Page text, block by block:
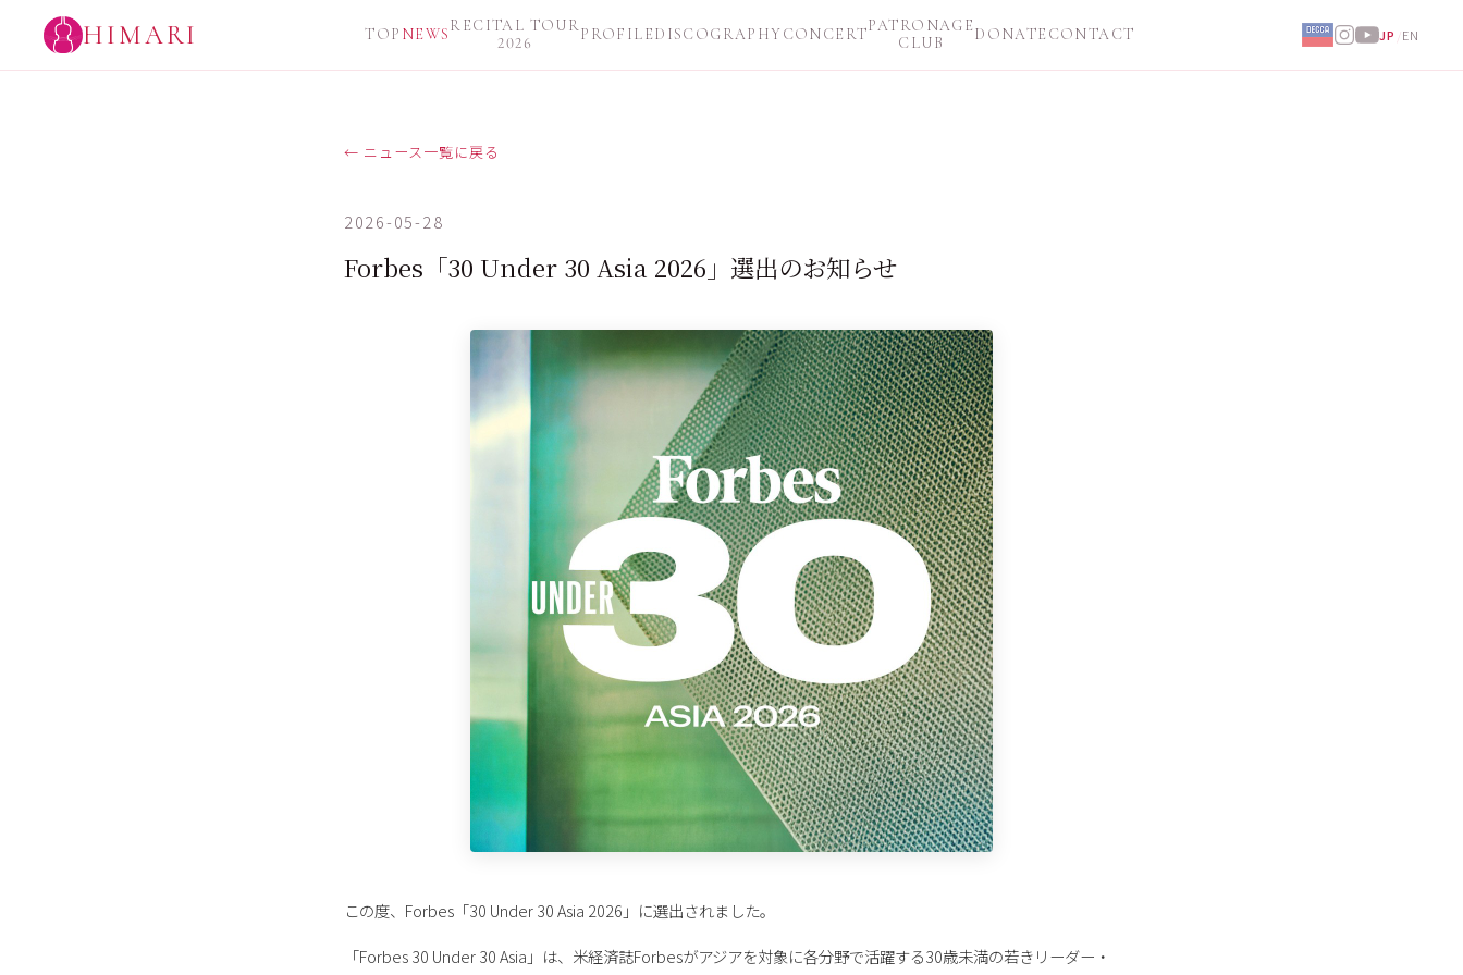
HIMARI TOP NEWSRECITAL TOUR
2026
PROFILEDISCOGRAPHYCONCERTPATRONAGE
CLUB
DONATE CONTACT JP /EN
← ニュース一覧に戻る
2026-05-28
Forbes「30 Under 30 Asia 2026」選出のお知らせ
この度、Forbes「30 Under 30 Asia 2026」に選出されました。
「Forbes 30 Under 30 Asia」は、米経済誌Forbesがアジアを対象に各分野で活躍する30歳未満の若きリーダー・